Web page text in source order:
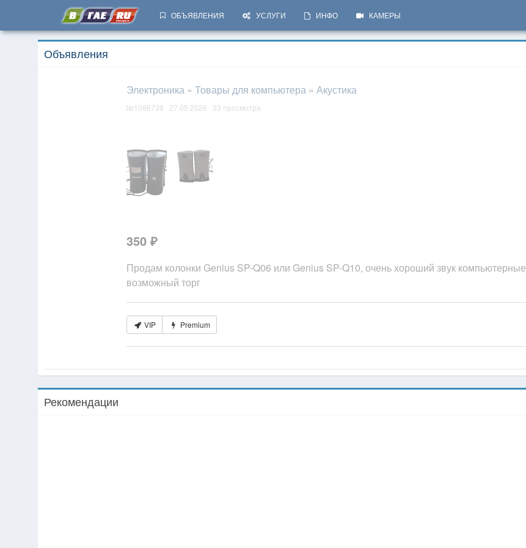
ОБЪЯВЛЕНИЯ УСЛУГИ ИНФО КАМЕРЫ
Объявления
Электроника » Товары для компьютера » Акустика
№1096739 · 27.05.2026 · 33 просмотра
350 ₽
Продам колонки Genius SP-Q06 или Genius SP-Q10, очень хороший звук компьютерные
возможный торг
VIP Premium
Рекомендации